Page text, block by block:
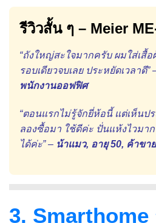
รีวิวสั้น ๆ – Meier
“ถังใหญ่สะใจมากครับ ผมใส่เสื้
รอบเดียวจบเลย ประหยัดเวลาดี”
พนักงานออฟฟิศ
“ตอนแรกไม่รู้จักยี่ห้อนี้ แต่เห็นป
ลองซื้อมา ใช้ดีค่ะ ปั่นแห้งไวมา
ได้ค่ะ” – น้าแมว, อายุ 50, ค้าขาย
3. Smarthome